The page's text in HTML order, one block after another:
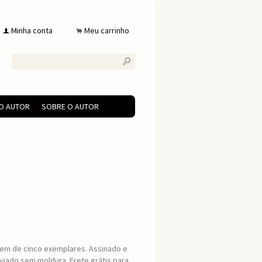
f Minha conta . Meu carrinho
s
AUTOR SOBRE O AUTOR
de cinco exemplares. Assinado e